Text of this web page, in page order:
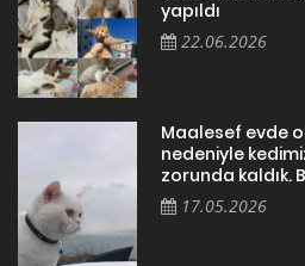
yapıldı
22.06.2026
Maalesef evde
nedeniyle
zorunda kaldık.
17.05.2026